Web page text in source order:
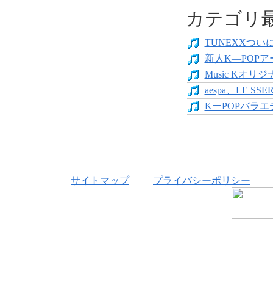
カテゴリ
TUNEXXつい
新人K―POPア
Music Kオリジ
aespa、LE
KーPOPバラエ
サイトマップ| プライバシーポリシー